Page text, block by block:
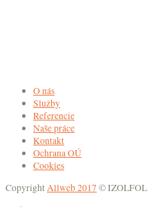
O nás
Služby
Referencie
Naše práce
Kontakt
Ochrana OÚ
Cookies
CopyrightAllweb 2017 © IZOLFOL